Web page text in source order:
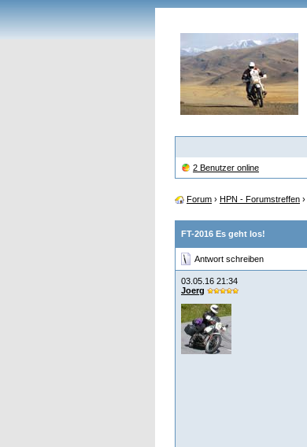
2 Benutzer online
Forum › HPN - Forumstreffen ›
FT-2016 Es geht los!
Antwort schreiben
03.05.16 21:34
Joerg